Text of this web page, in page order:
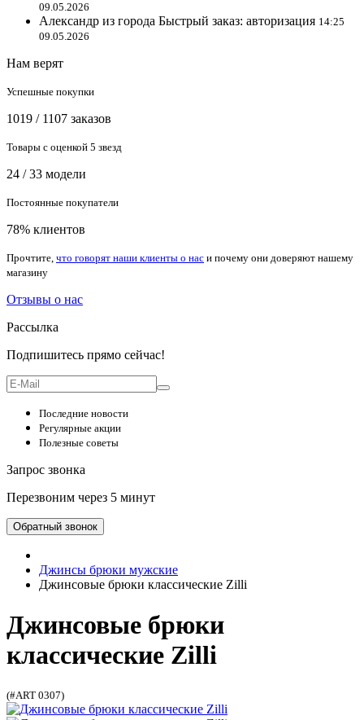
09.05.2026
Александр из города Быстрый заказ: авторизация 14:25
09.05.2026
Нам верят
Успешные покупки
1019 / 1107 заказов
Товары с оценкой 5 звезд
24 / 33 модели
Постоянные покупатели
78% клиентов
Прочтите, что говорят наши клиенты о нас и почему они доверяют нашему
магазину
Отзывы о нас
Рассылка
Подпишитесь прямо сейчас!
Последние новости
Регулярные акции
Полезные советы
Запрос звонка
Перезвоним через 5 минут
Обратный звонок
Джинсы брюки мужские
Джинсовые брюки классические Zilli
Джинсовые брюки
классические Zilli
(#ART 0307)